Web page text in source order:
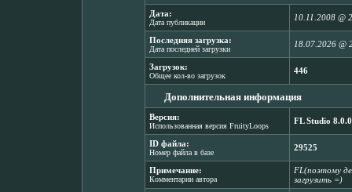
Дата:
Дата публикации
10.11.2008 @
Последняя загрузка:
Дата последней загрузки
18.07.2026 @
Загрузок:
Общее кол-во загрузок
446
Дополнительная информация
Версия:
Использованная версия FruityLoops
FL Studio 8.0.0
ID файла:
Номер файла в базе
29525
Примечание:
Комментарии автора
FL(поэтому
загрузить =)